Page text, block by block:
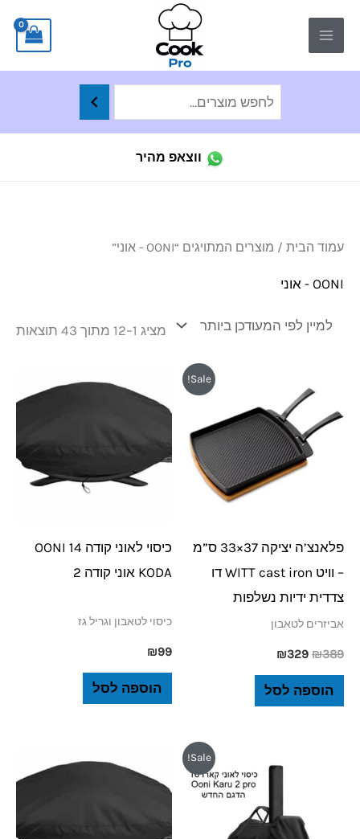
לתוכן
ווצאפ מהיר
עמוד הבית / מוצרים המתויגים “OONI - אוני”
OONI - אוני
מציג 1–12 מתוך 43 תוצאות
Sale!
פלאנצ’ה יציקה 37×33 ס”מ
– וויט WITT cast iron דו
צדדית ידיות נשלפות
אביזרים לטאבון
₪389
המקורי
היה:
₪389.
₪329
הוא:
₪329.
הוספה לסל
כיסוי לאוני קודה 14 OONI
KODA אוני קודה 2
כיסוי לטאבון וגריל גז
₪99
הוספה לסל
Sale!
המקוריהנוכחי